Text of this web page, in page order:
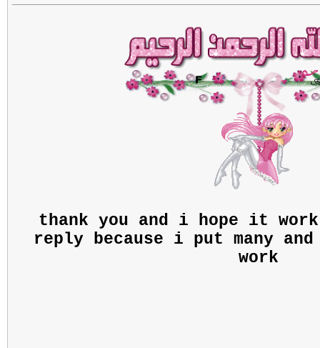
thank you and i hope it
reply because i put many
work